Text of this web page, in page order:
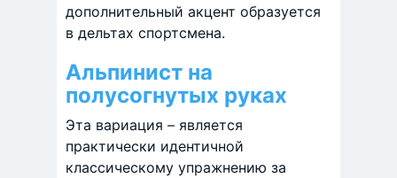
дополнительный акцент образуется
в дельтах спортсмена.
Альпинист на
полусогнутых руках
Эта вариация – является
практически идентичной
классическому упражнению за